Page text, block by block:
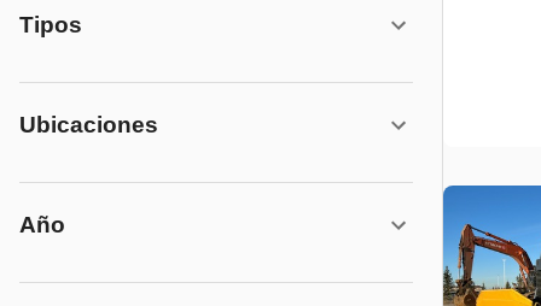
Tipos
Ubicaciones
Año